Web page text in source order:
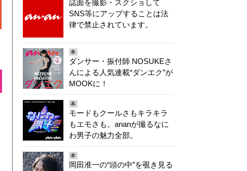
誌面を撮影・スクショして
SNS等にアップすることは法
律で禁止されています。
本
ダンサー・振付師 NOSUKEさ
んによる人気連載“ダンエク”が
MOOKに！
本
モードもクールさもキラキラ
もエモさも。ananが撮るなに
わ男子の魅力全部。
本
岡田准一の“頭の中”を覗き見る